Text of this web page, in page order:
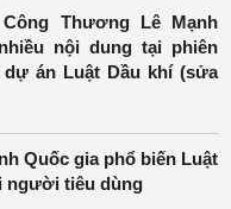
Thương Lê Mạnh
nội dung tại phiên
án Luật Dầu khí (sửa
Quốc gia phổ biến Luật
người tiêu dùng